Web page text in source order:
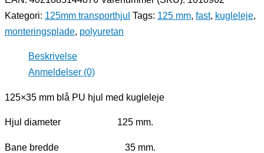
Kategori: 125mm transporthjul Tags: 125 mm, fast, kugleleje,
monteringsplade, polyuretan
Beskrivelse
Anmeldelser (0)
125×35 mm blå PU hjul med kugleleje
Hjul diameter 125 mm.
Bane bredde 35 mm.